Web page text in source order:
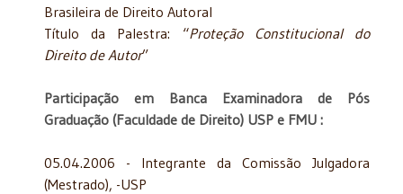
Brasileira de Direito Autoral
Título da Palestra: “Proteção Constitucional do
Direito de Autor”
Participação em Banca Examinadora de Pós
Graduação (Faculdade de Direito) USP e FMU :
05.04.2006 - Integrante da Comissão Julgadora
(Mestrado), -USP